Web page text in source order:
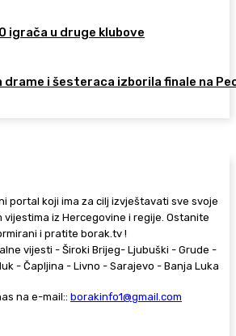
igrača u druge klubove
drame i šesteraca izborila finale na
portal koji ima za cilj izvještavati sve svoje
iz Hercegovine i regije. Ostanite
i pratite borak.tv !
vijesti - Široki Brijeg- Ljubuški - Grude -
- Čapljina - Livno - Sarajevo - Banja Luka
na e-mail:: borakinfo1@gmail.com